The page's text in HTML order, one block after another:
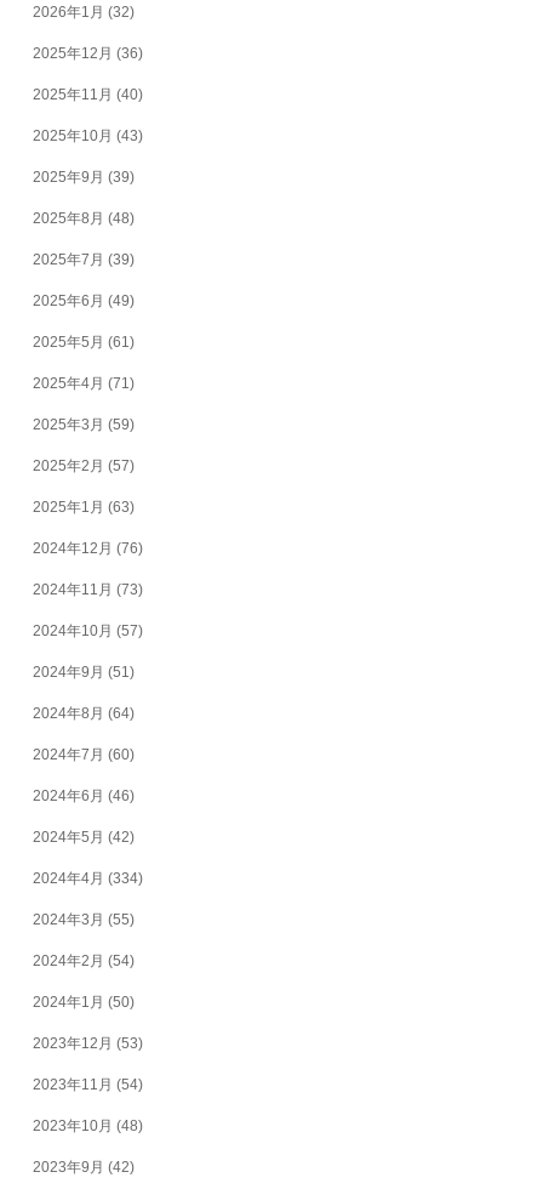
2026年1月 (32)
2025年12月 (36)
2025年11月 (40)
2025年10月 (43)
2025年9月 (39)
2025年8月 (48)
2025年7月 (39)
2025年6月 (49)
2025年5月 (61)
2025年4月 (71)
2025年3月 (59)
2025年2月 (57)
2025年1月 (63)
2024年12月 (76)
2024年11月 (73)
2024年10月 (57)
2024年9月 (51)
2024年8月 (64)
2024年7月 (60)
2024年6月 (46)
2024年5月 (42)
2024年4月 (334)
2024年3月 (55)
2024年2月 (54)
2024年1月 (50)
2023年12月 (53)
2023年11月 (54)
2023年10月 (48)
2023年9月 (42)